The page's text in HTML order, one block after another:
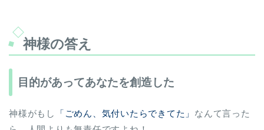
神様の答え
目的があってあなたを創造した
神様がもし 「ごめん、気付いたらできてた」 なんて言った